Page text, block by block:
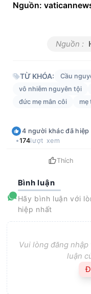
Nguồn:
Nguồn :
TỪ KHÓA: Cầu
vô nhiễm nguyên tội
đức mẹ mân côi
mẹ
4 người khác đã
174lượt xem
Thích
Bình luận
Hãy bình luận với
hiệp nhất
Vui lòng đăng
luận